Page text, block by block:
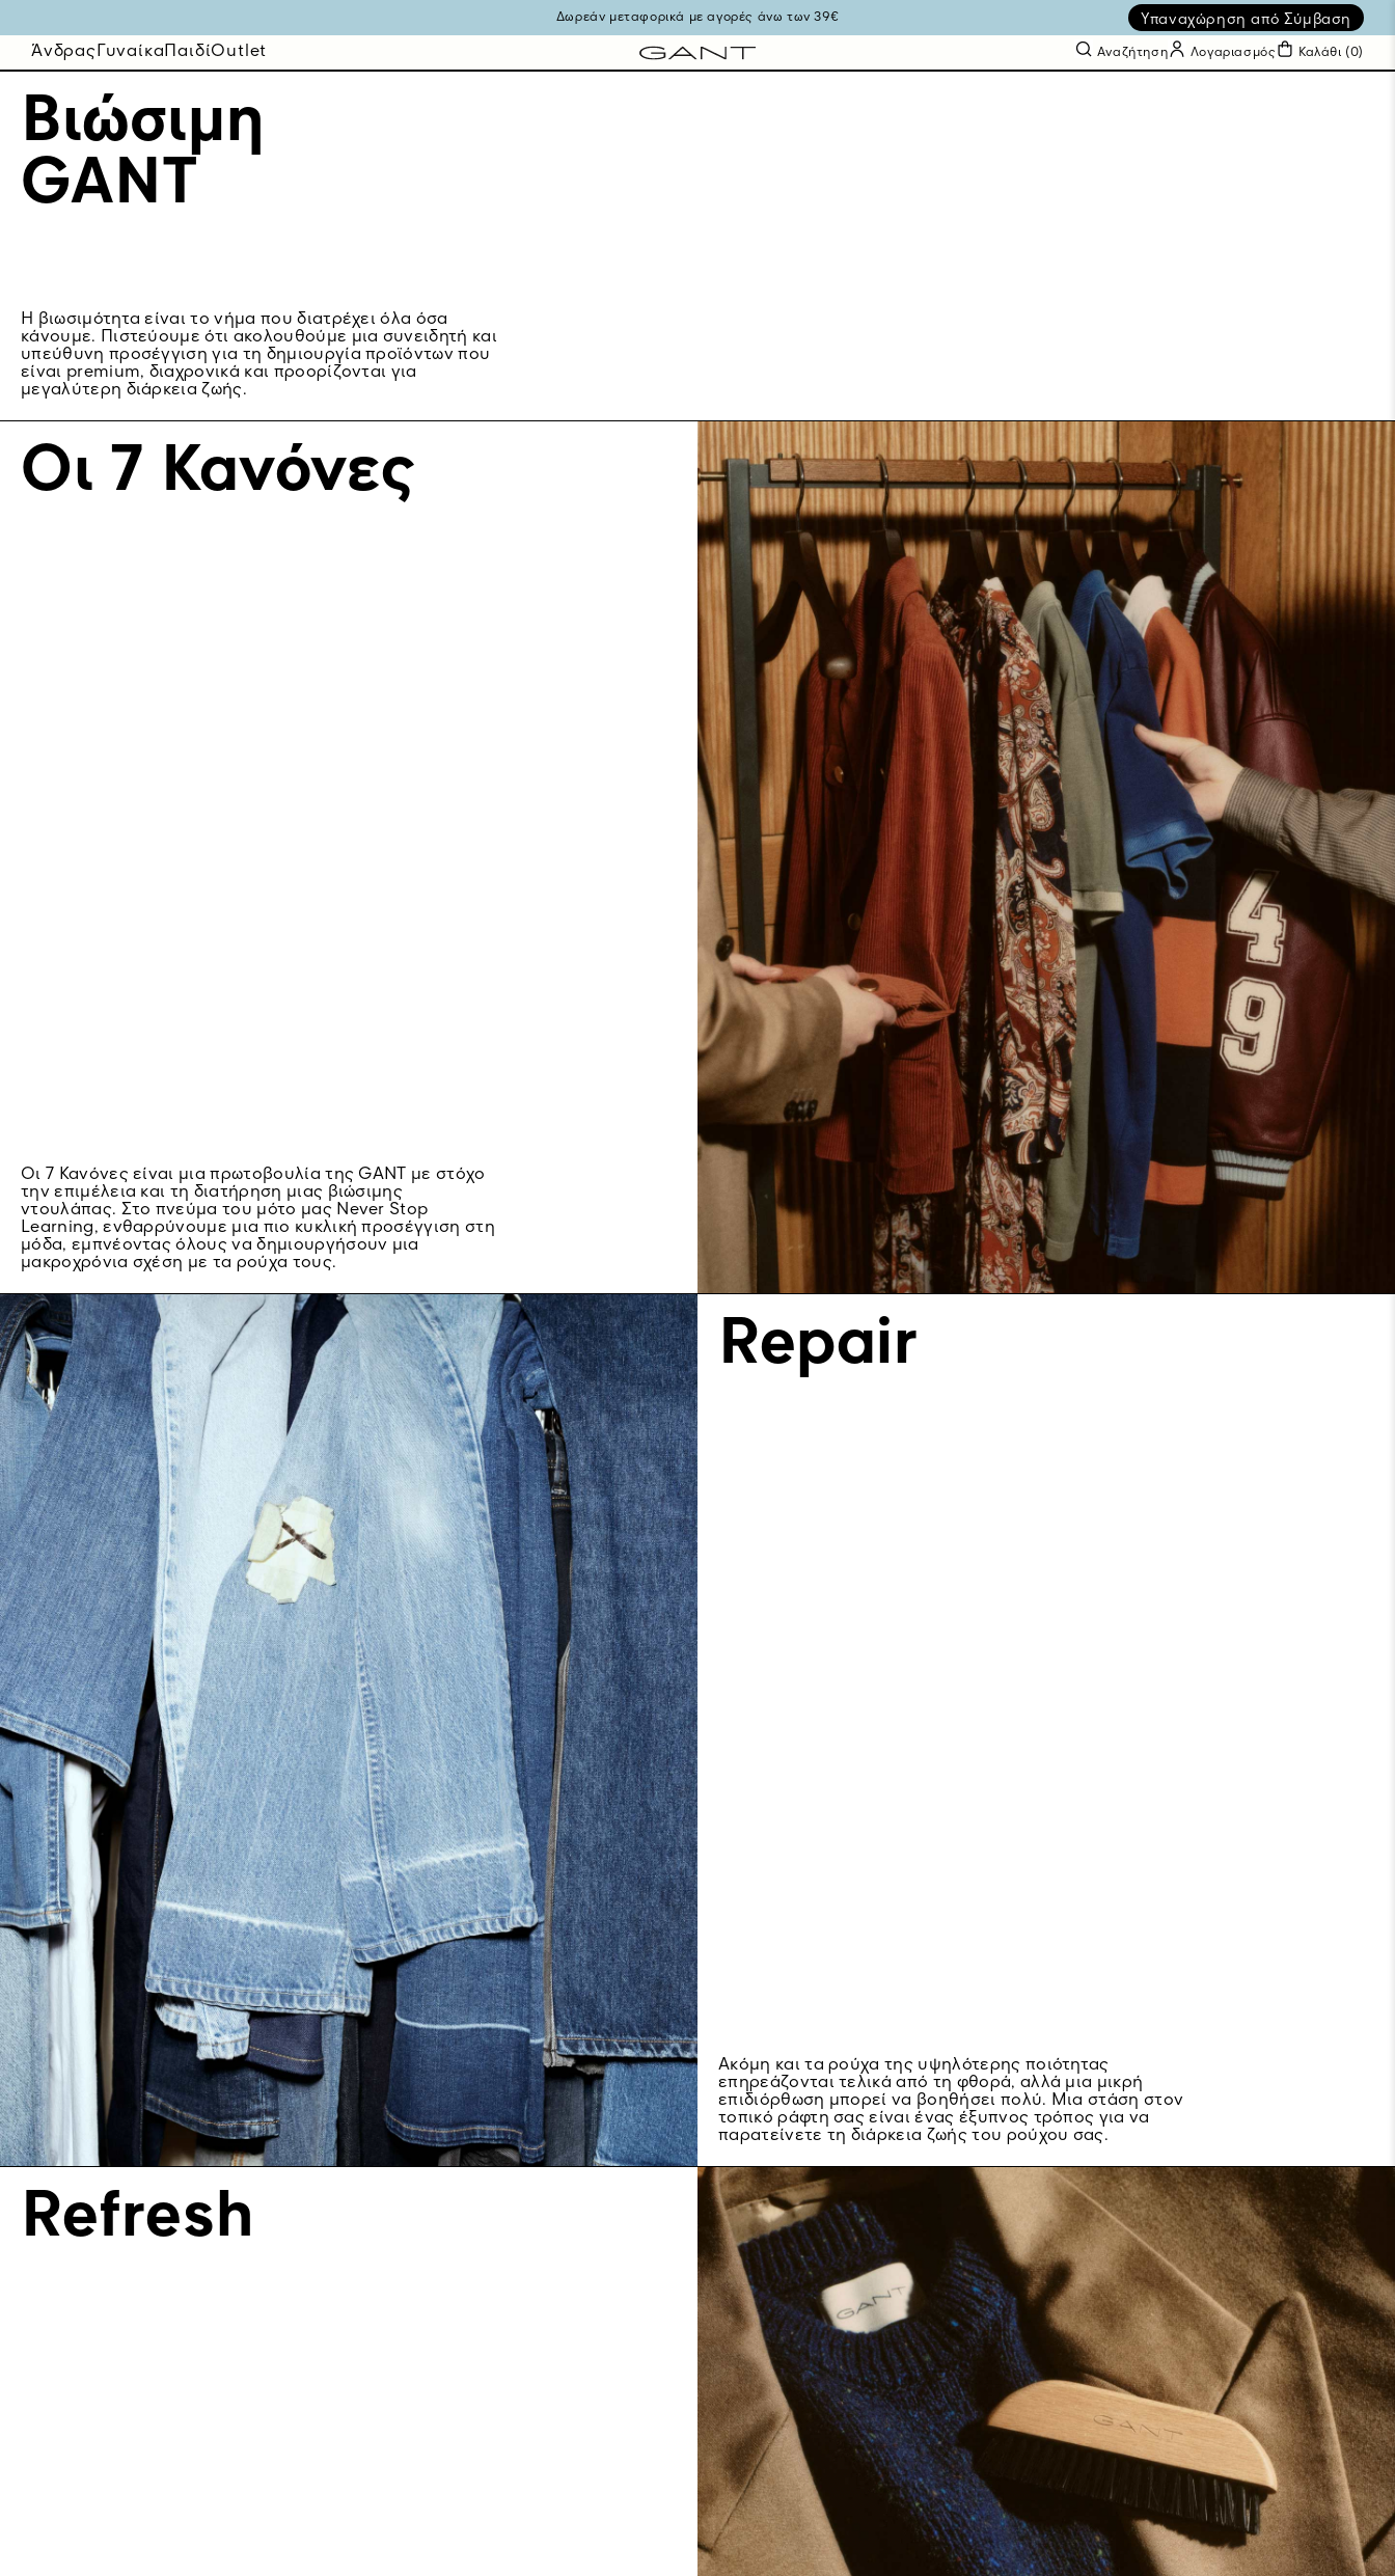
Δωρεάν μεταφορικά με αγορές άνω των 39€ Υπαναχώρηση από Σύμβαση
Άνδρας Γυναίκα ΠαιδίOutlet Αναζήτηση Λογαριασμός Καλάθι (0)
Βιώσιμη
GANT
Η βιωσιμότητα είναι το νήμα που διατρέχει όλα όσα
κάνουμε. Πιστεύουμε ότι ακολουθούμε μια συνειδητή και
υπεύθυνη προσέγγιση για τη δημιουργία προϊόντων που
είναι premium, διαχρονικά και προορίζονται για
μεγαλύτερη διάρκεια ζωής.
Οι 7 Κανόνες
Οι 7 Κανόνες είναι μια πρωτοβουλία της GANT με στόχο
την επιμέλεια και τη διατήρηση μιας βιώσιμης
ντουλάπας. Στο πνεύμα του μότο μας Never Stop
Learning, ενθαρρύνουμε μια πιο κυκλική προσέγγιση στη
μόδα, εμπνέοντας όλους να δημιουργήσουν μια
μακροχρόνια σχέση με τα ρούχα τους.
Repair
Ακόμη και τα ρούχα της υψηλότερης ποιότητας
επηρεάζονται τελικά από τη φθορά, αλλά μια μικρή
επιδιόρθωση μπορεί να βοηθήσει πολύ. Μια στάση στον
τοπικό ράφτη σας είναι ένας έξυπνος τρόπος για να
παρατείνετε τη διάρκεια ζωής του ρούχου σας.
Refresh